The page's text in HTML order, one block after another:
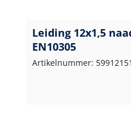
Leiding 12x1,5
EN10305
Artikelnummer: 59912151